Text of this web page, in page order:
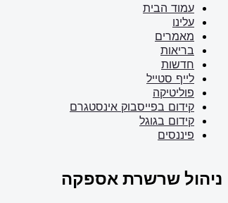
עמוד הבית
עלינו
מאמרים
בריאות
חדשות
לייף סטייל
פוליטיקה
קידום בפייסבוק אינסטגרם
קידום בגוגל
פיננסים
ניהול שרשרת אספקה